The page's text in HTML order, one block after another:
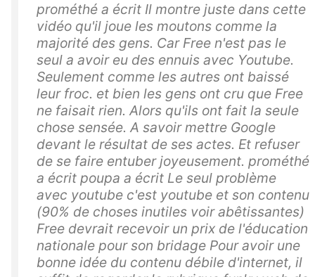
prométhé a écrit Il montre juste dans cette
vidéo qu'il joue les moutons comme la
majorité des gens. Car Free n'est pas le
seul a avoir eu des ennuis avec Youtube.
Seulement comme les autres ont baissé
leur froc. et bien les gens ont cru que Free
ne faisait rien. Alors qu'ils ont fait la seule
chose sensée. A savoir mettre Google
devant le résultat de ses actes. Et refuser
de se faire entuber joyeusement. prométhé
a écrit poupa a écrit Le seul problème
avec youtube c'est youtube et son contenu
(90% de choses inutiles voir abêtissantes)
Free devrait recevoir un prix de l'éducation
nationale pour son bridage Pour avoir une
bonne idée du contenu débile d'internet, il